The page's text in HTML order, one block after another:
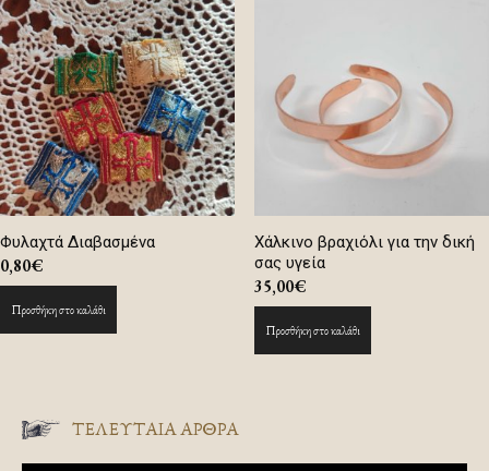
Φυλαχτά Διαβασμένα
0,80€
Προσθήκη στο καλάθι
Χάλκινο βραχιόλι για την δική
σας υγεία
35,00€
Προσθήκη στο καλάθι
ΤΕΛΕΥΤΑΙΑ ΑΡΘΡΑ